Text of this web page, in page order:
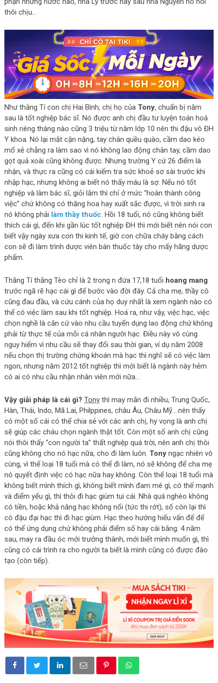
thôi chịu…
Như thằng Tí con chị Hai Bình, chị họ của Tony, chuẩn bị năm
sau là tốt nghiệp bác sĩ. Nó được anh chị đầu tư luyện toán hoá
sinh riêng tháng nào cũng 3 triệu từ năm lớp 10 nên thi đậu vô ĐH
Y khoa. Nó lại mắt cận nặng, tay chân quều quào, cầm dao kéo
mổ xẻ chẳng ra làm sao vì nó không lao động chân tay, cầm dao
gọt quả xoài cũng không được. Nhưng trường Y cứ 26 điểm là
nhận, và thực ra cũng có cái kiểm tra sức khoẻ sơ sài trước khi
nhập hạc, nhưng không ai biết nó thấy máu là sợ. Nếu nó tốt
nghiệp và làm bác sĩ, giỏi lắm thì chỉ ở mức “hoàn thành công
việc” chứ không có thăng hoa hay xuất sắc được, vì trời sinh ra
nó không phải làm thầy thuốc. Hồi 18 tuổi, nó cũng không biết
thích cái gì, đến khi gần lúc tốt nghiệp ĐH thì mới biết nên nói con
biết vậy ngày xưa con thi kinh tế, giờ con chữa cháy bằng cách
con sẽ đi làm trình dược viên bán thuốc tây cho mấy hãng dược
phẩm.
Thằng Tí thằng Tèo chỉ là 2 trong n đứa 17,18 tuổi hoang mang
trước ngã rẽ hạc cái gì để bước vào đời đây. Cả cha mẹ, thầy cô
cũng đau đầu, và cứu cánh của họ duy nhất là xem ngành nào có
thể có việc làm sau khi tốt nghiệp. Hoá ra, như vậy, việc hạc, việc
chọn nghề là căn cứ vào nhu cầu tuyển dụng lao động chứ không
phải từ thực tế của mỗi cá nhân người hạc. Điều này vô cùng
nguy hiểm vì nhu cầu sẽ thay đổi sau thời gian, ví dụ năm 2008
nếu chọn thị trường chứng khoán mà hạc thì nghĩ sẽ có việc làm
ngon, nhưng năm 2012 tốt nghiệp thì mới biết là ngành này hẻm
có ai có nhu cầu nhận nhân viên mới nữa…
Vậy giải pháp là cái gì? Tonythì may mắn đi nhiều, Trung Quốc,
Hàn, Thái, Indo, Mã Lai, Philppines, châu Âu, Châu Mỹ….nên thấy
có một số cái có thể chia sẻ với các anh chị, hy vọng là anh chị
sẽ giúp các cháu chọn ngành thật tốt. Còn một số anh chị cũng
nói thôi thấy “con người ta” thất nghiệp quá trời, nên anh chị thôi
cũng không cho nó hạc nữa, cho đi làm luôn. Tonyngạc nhiên vô
cùng, vì thể loại 18 tuổi mà có thể đi làm, nó sẽ không để cha mẹ
nó quyết định việc có hạc nữa hay không. Còn thể loại 18 tuổi mà
không biết mình thích gì, không biết mình đam mê gì, có thế mạnh
và điểm yếu gì, thì thôi đi hạc giùm tui cái. Nhà quá nghèo không
có tiền, hoặc khả năng hạc không nổi (tức thi rớt), số còn lại thì
có đậu đại hạc thì đi hạc giùm. Hạc theo hướng hiểu vấn để để
có thể ứng dụng chứ không phải điểm số hay cái bằng. 4 năm
sau, may ra đầu óc mới trưởng thành, mới biết mình muốn gì, thì
cũng có cái trình ra cho người ta biết là mình cũng có được đào
tạo (còn tiếp).